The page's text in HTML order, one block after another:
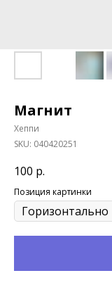
Магнит
Хеппи
SKU: 040420251
100 р.
Позиция картинки